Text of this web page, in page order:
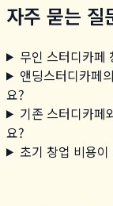
자주 묻는 질
무인 스터디카페
앤딩스터디카페
요?
기존 스터디카페
요?
초기 창업 비용